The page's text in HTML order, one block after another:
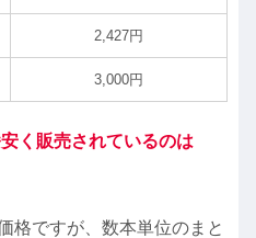
2,427円
3,000円
く販売されているのは
格ですが、数本単位のまと